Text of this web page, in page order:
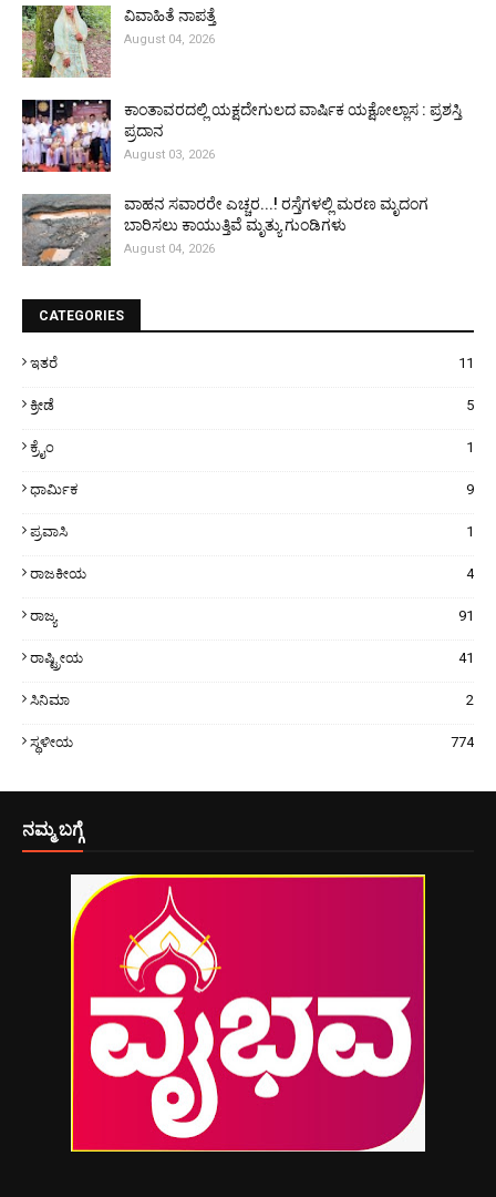
ವಿವಾಹಿತೆ ನಾಪತ್ತೆ
August 04, 2026
ಕಾಂತಾವರದಲ್ಲಿ ಯಕ್ಷದೇಗುಲದ ವಾರ್ಷಿಕ ಯಕ್ಷೋಲ್ಲಾಸ : ಪ್ರಶಸ್ತಿ
ಪ್ರದಾನ
August 03, 2026
ವಾಹನ ಸವಾರರೇ ಎಚ್ಚರ...! ರಸ್ತೆಗಳಲ್ಲಿ ಮರಣ ಮೃದಂಗ
ಬಾರಿಸಲು ಕಾಯುತ್ತಿವೆ ಮೃತ್ಯು ಗುಂಡಿಗಳು
August 04, 2026
CATEGORIES
ಇತರೆ 11
ಕ್ರೀಡೆ 5
ಕ್ರೈಂ 1
ಧಾರ್ಮಿಕ 9
ಪ್ರವಾಸಿ 1
ರಾಜಕೀಯ 4
ರಾಜ್ಯ 91
ರಾಷ್ಟ್ರೀಯ 41
ಸಿನಿಮಾ 2
ಸ್ಥಳೀಯ 774
ನಮ್ಮ ಬಗ್ಗೆ